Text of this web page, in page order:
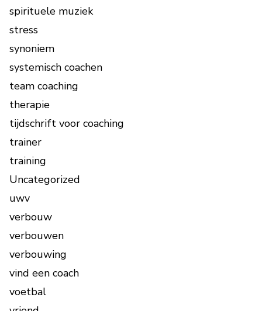
spirituele muziek
stress
synoniem
systemisch coachen
team coaching
therapie
tijdschrift voor coaching
trainer
training
Uncategorized
uwv
verbouw
verbouwen
verbouwing
vind een coach
voetbal